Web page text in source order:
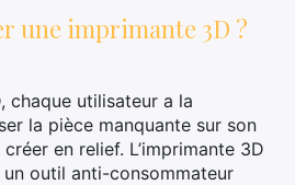
une imprimante 3D ?
chaque utilisateur a la
la pièce manquante sur son
en relief. L’imprimante 3D
outil anti-consommateur